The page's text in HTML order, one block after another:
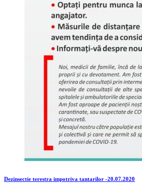
Dezinsectie terestra impotriva tantarilor -20.07.2020